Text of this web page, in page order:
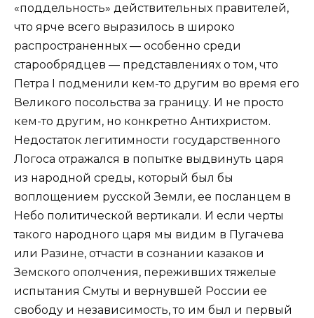
«поддельность» действительных правителей,
что ярче всего выразилось в широко
распространенных — особенно среди
старообрядцев — представлениях о том, что
Петра I подменили кем-то другим во время его
Великого посольства за границу. И не просто
кем-то другим, но конкретно Антихристом.
Недостаток легитимности государственного
Логоса отражался в попытке выдвинуть царя
из народной среды, который был бы
воплощением русской Земли, ее посланцем в
Небо политической вертикали. И если черты
такого народного царя мы видим в Пугачева
или Разине, отчасти в сознании казаков и
Земского ополчения, переживших тяжелые
испытания Смуты и вернувшей России ее
свободу и независимость, то им был и первый